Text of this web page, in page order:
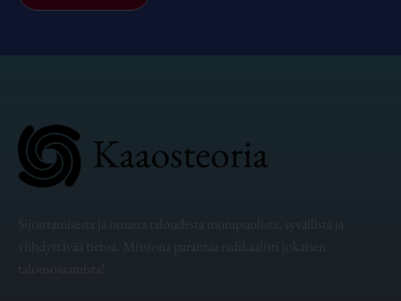
Sijoittamisesta ja omasta taloudesta monipuolista, syvällistä ja
viihdyttävää tietoa. Missiona parantaa radikaalisti jokaisen
talousosaamista!